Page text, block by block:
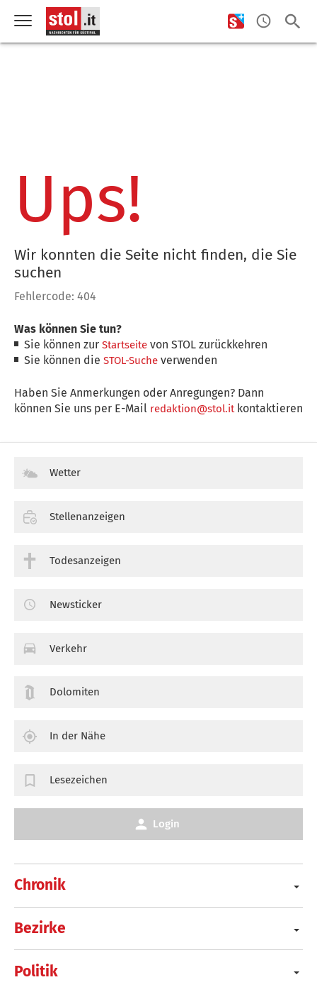
Ups!
Wir konnten die Seite nicht finden, die Sie
suchen
Fehlercode: 404
Was können Sie tun?
Sie können zurStartseite von STOL zurückkehren
Sie können dieSTOL-Suche verwenden
Haben Sie Anmerkungen oder Anregungen? Dann
können Sie uns per E-Mail redaktion@stol.itkontaktieren
Chronik
Bezirke
Politik
Wetter
Stellenanzeigen
Todesanzeigen
Newsticker
Verkehr
Dolomiten
In der Nähe
Lesezeichen
Login